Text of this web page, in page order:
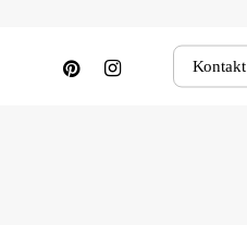
Kontakt
pinterestinstagram